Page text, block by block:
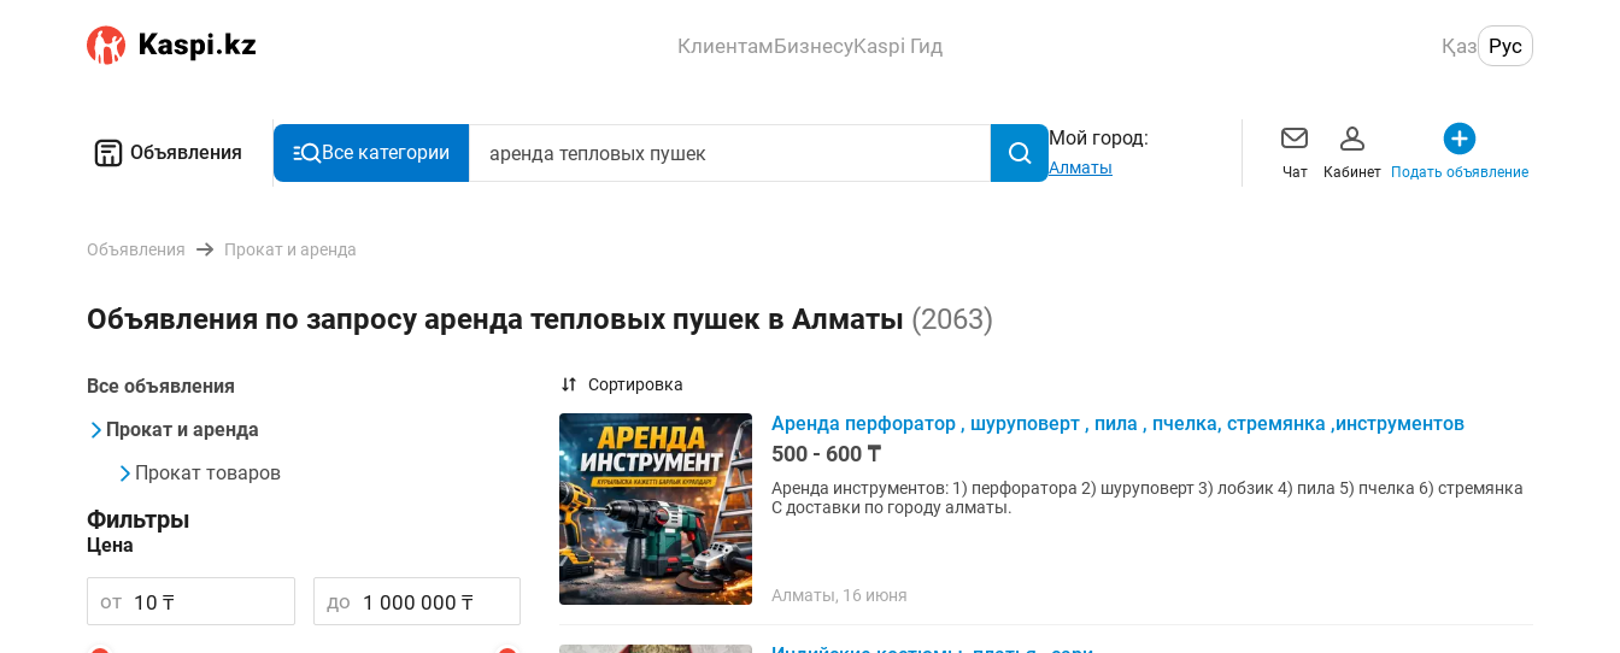
КлиентамБизнесуKaspi Гид Қаз Рус
Объявления Все категории
Мой город:
Алматы Чат Кабинет Подать объявление
Объявления Прокат и аренда
Объявления по запросу аренда тепловых пушек в Алматы (2063)
Все объявления
Прокат и аренда
Прокат товаров
Фильтры
Цена
от до
Сортировка
Аренда перфоратор , шуруповерт , пила , пчелка, стремянка ,инструментов
500 - 600 ₸
Аренда инструментов: 1) перфоратора 2) шуруповерт 3) лобзик 4) пила 5) пчелка 6) стремянка
С доставки по городу алматы.
Алматы, 16 июня